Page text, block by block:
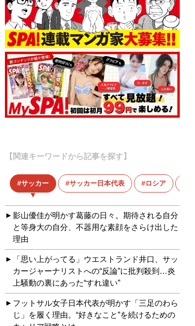
【関連キーワードから記事を探す】
サッカー サッカー日本代表 ロシア
影山優佳が明かす葛藤の日々。期待される自分
と等身大の自分、不器用な素顔をさらけ出した
理由
「思い上がってる」ウエストランド井口、サッ
カージャーナリストへの“反論”に批判殺到…炎
上騒動の裏にあった“すれ違い”
フットサル女子日本代表が明かす「三足のわら
じ」を履く理由。“好きなこと”を続けるための